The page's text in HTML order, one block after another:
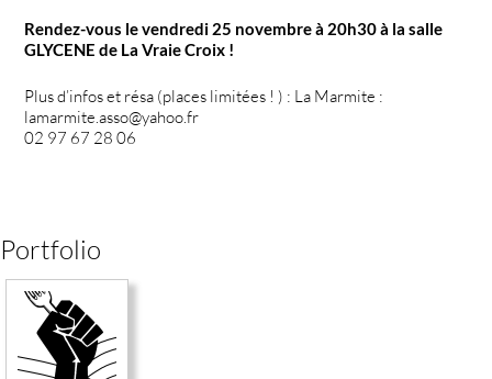
Rendez-vous le vendredi 25 novembre à 20h30 à la salle
GLYCENE de La Vraie Croix !
Plus d’infos et résa (places limitées ! ) : La Marmite :
lamarmite.asso@yahoo.fr
02 97 67 28 06
Portfolio